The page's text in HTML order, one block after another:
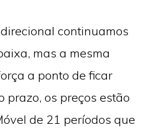
continuamos
mas a mesma
a ponto de ficar
prazo, os preços estão
de 21 períodos que